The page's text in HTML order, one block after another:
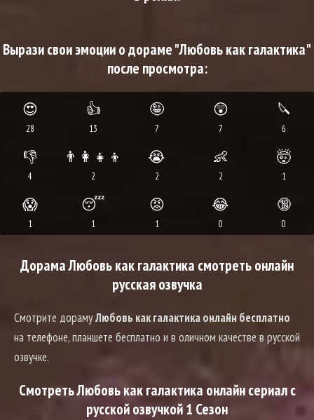
Вырази свои эмоции о дораме "Любовь как галактика"
после просмотра:
😍
28
👍
13
🤪
7
😲
7
🔪
6
👎
4
👨‍👩‍👧‍👦
2
😭
2
👶
2
🤯
1
😱
1
😴
1
😡
1
😂
0
🔞
0
Дорама Любовь как галактика смотреть онлайн
русская озвучка
Смотрите дорамуЛюбовь как галактика онлайн бесплатно
на телефоне, планшете бесплатно и в оличном качестве в русской
озвучке.
Смотреть Любовь как галактика онлайн сериал с
русской озвучкой 1 Сезон